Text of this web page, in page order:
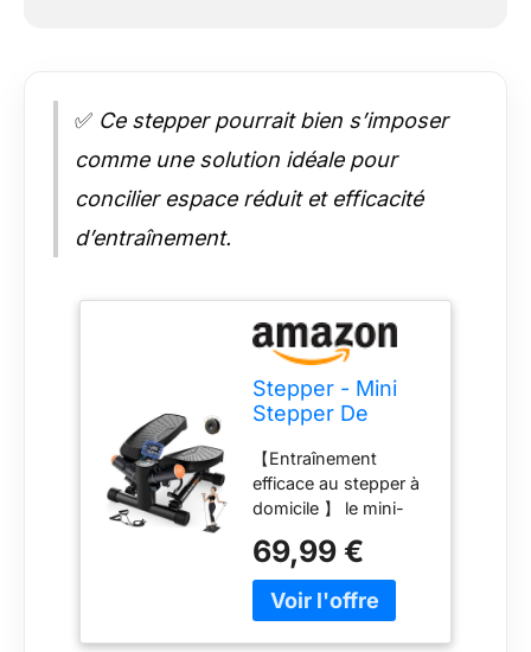
✅ Ce stepper pourrait bien s’imposer
comme une solution idéale pour
concilier espace réduit et efficacité
d’entraînement.
Stepper - Mini
Stepper De
RéSistance
RéGlable avec
Tapis De Course
Et éCran
Intelligent,
Fitness
Appartement,
Capacité De
【Entraînement
efficace au stepper à
domicile 】 le mini-
vous permet
d'entraîner
simultanément vos
69,99 €